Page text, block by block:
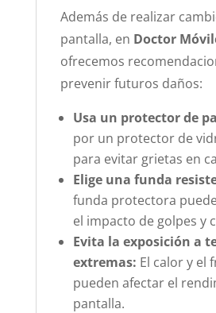
Además de realizar
pantalla, en Doctor
ofrecemos
prevenir futuros daños:
Usa un protector de
por un protector de
para evitar grietas en
Elige una funda
funda protectora
el impacto de golpes y
Evita la exposición a
extremas: El calor y el
pueden afectar el
pantalla.